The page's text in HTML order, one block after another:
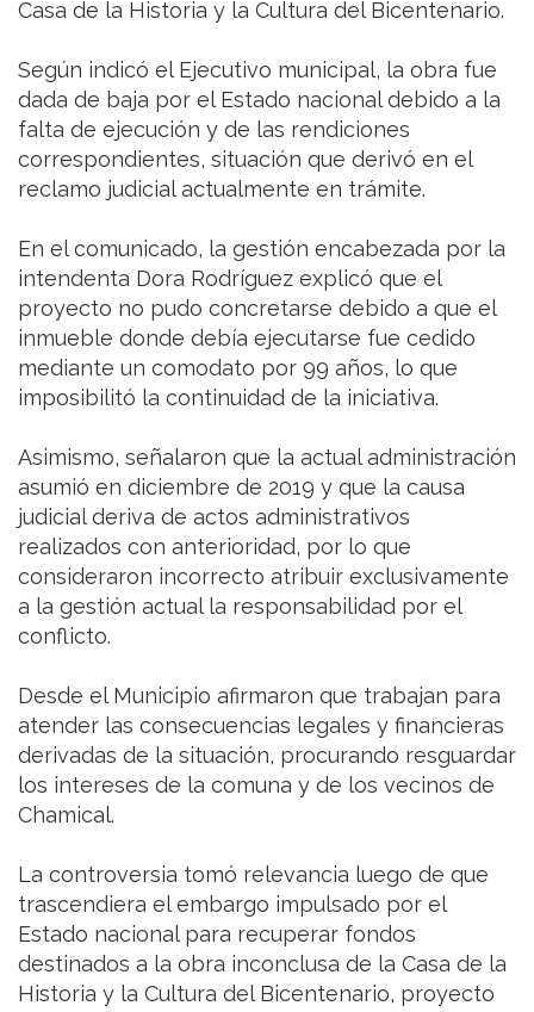
Casa de la Historia y la Cultura del Bicentenario.
Según indicó el Ejecutivo municipal, la obra fue
dada de baja por el Estado nacional debido a la
falta de ejecución y de las rendiciones
correspondientes, situación que derivó en el
reclamo judicial actualmente en trámite.
En el comunicado, la gestión encabezada por la
intendenta Dora Rodríguez explicó que el
proyecto no pudo concretarse debido a que el
inmueble donde debía ejecutarse fue cedido
mediante un comodato por 99 años, lo que
imposibilitó la continuidad de la iniciativa.
Asimismo, señalaron que la actual administración
asumió en diciembre de 2019 y que la causa
judicial deriva de actos administrativos
realizados con anterioridad, por lo que
consideraron incorrecto atribuir exclusivamente
a la gestión actual la responsabilidad por el
conflicto.
Desde el Municipio afirmaron que trabajan para
atender las consecuencias legales y financieras
derivadas de la situación, procurando resguardar
los intereses de la comuna y de los vecinos de
Chamical.
La controversia tomó relevancia luego de que
trascendiera el embargo impulsado por el
Estado nacional para recuperar fondos
destinados a la obra inconclusa de la Casa de la
Historia y la Cultura del Bicentenario, proyecto